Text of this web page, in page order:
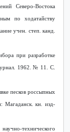
Северо-Востока
по ходатайству
учен. степ. канд.
при разработке
1962. № 11. С.
песков россыпных
Магаданск. кн. изд-
научно-технического